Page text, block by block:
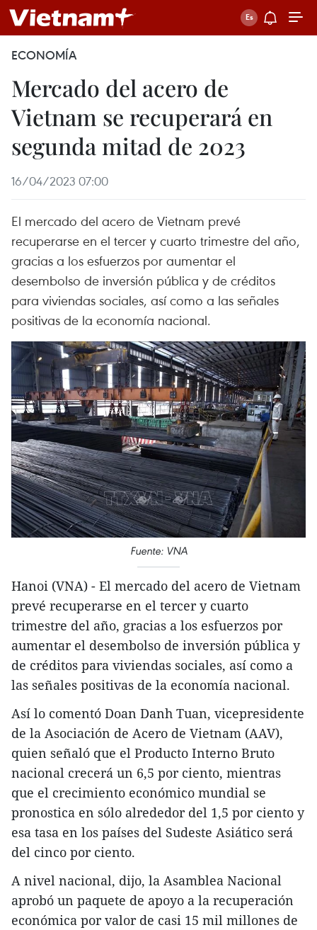
ECONOMÍA
Mercado del acero de
Vietnam se recuperará en
segunda mitad de 2023
16/04/2023 07:00
El mercado del acero de Vietnam prevé
recuperarse en el tercer y cuarto trimestre del año,
gracias a los esfuerzos por aumentar el
desembolso de inversión pública y de créditos
para viviendas sociales, así como a las señales
positivas de la economía nacional.
Fuente: VNA
Hanoi (VNA) - El mercado del acero de Vietnam
prevé recuperarse en el tercer y cuarto
trimestre del año, gracias a los esfuerzos por
aumentar el desembolso de inversión pública y
de créditos para viviendas sociales, así como a
las señales positivas de la economía nacional.
Así lo comentó Doan Danh Tuan, vicepresidente
de la Asociación de Acero de Vietnam (AAV),
quien señaló que el Producto Interno Bruto
nacional crecerá un 6,5 por ciento, mientras
que el crecimiento económico mundial se
pronostica en sólo alrededor del 1,5 por ciento y
esa tasa en los países del Sudeste Asiático será
del cinco por ciento.
A nivel nacional, dijo, la Asamblea Nacional
aprobó un paquete de apoyo a la recuperación
económica por valor de casi 15 mil millones de